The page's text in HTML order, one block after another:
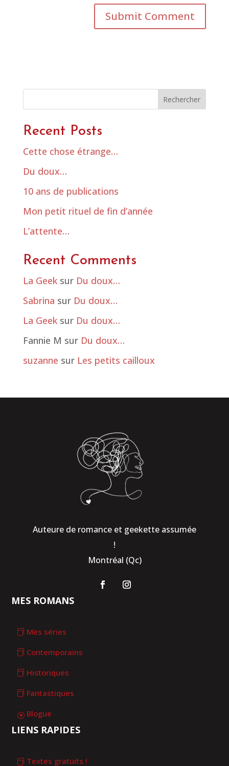
Rechercher
Recent Posts
Cette chose étrange…
Du doux…
10 ans de publications
Mon petit rituel de fin d’année
L’attente…
Recent Comments
La Geeksur Du doux…
Sabrina sur Du doux…
La Geeksur Du doux…
Fannie M sur Du doux…
suzanne sur Les petits cailloux
MES ROMANS
Mes séries
Contemporains
Historiques
Fantastiques
Blogue
Auteure de romance et geekette assumée
!
Montréal (Qc)
LIENS RAPIDES
Textes gratuits !